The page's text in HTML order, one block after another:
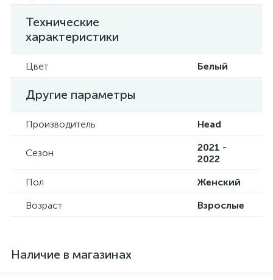
Технические
характеристики
Цвет Белый
Другие параметры
Производитель Head
Сезон
2021 -
2022
Пол
Женский
Возраст
Взрослые
Наличие в магазинах